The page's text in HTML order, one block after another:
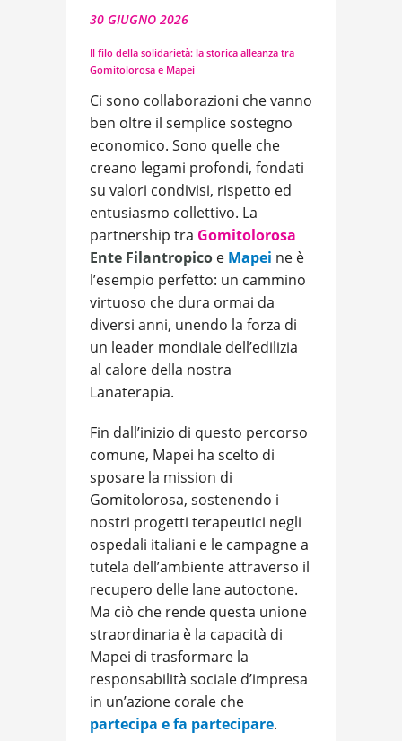
30 GIUGNO 2026
Il filo della solidarietà: la storica alleanza tra
Gomitolorosa e Mapei
Ci sono collaborazioni che vanno
ben oltre il semplice sostegno
economico. Sono quelle che
creano legami profondi, fondati
su valori condivisi, rispetto ed
entusiasmo collettivo. La
partnership tra Gomitolorosa
Ente Filantropico e Mapei ne è
l’esempio perfetto: un cammino
virtuoso che dura ormai da
diversi anni, unendo la forza di
un leader mondiale dell’edilizia
al calore della nostra
Lanaterapia.
Fin dall’inizio di questo percorso
comune, Mapei ha scelto di
sposare la mission di
Gomitolorosa, sostenendo i
nostri progetti terapeutici negli
ospedali italiani e le campagne a
tutela dell’ambiente attraverso il
recupero delle lane autoctone.
Ma ciò che rende questa unione
straordinaria è la capacità di
Mapei di trasformare la
responsabilità sociale d’impresa
in un’azione corale che
partecipa e fa partecipare.